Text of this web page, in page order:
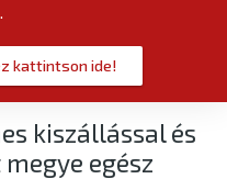
kattintson ide!
kiszállással és
egész